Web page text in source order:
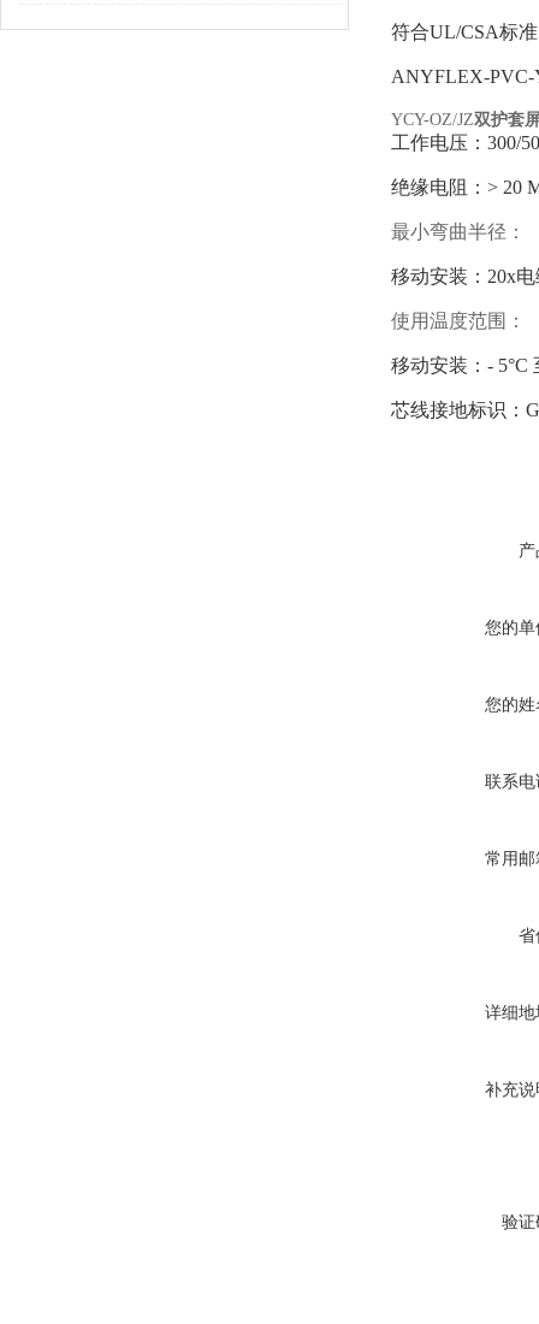
符合UL/CSA标准
ANYFLEX-PVC-
YCY-OZ/JZ双护套
工作电压： 300/
绝缘电阻： > 20
最小弯曲半径：
移动安装： 20x
使用温度范围：
移动安装： - 5°C
芯线接地标识：
您的单
您的姓
联系电
常用邮
省
详细地
补充说
验证